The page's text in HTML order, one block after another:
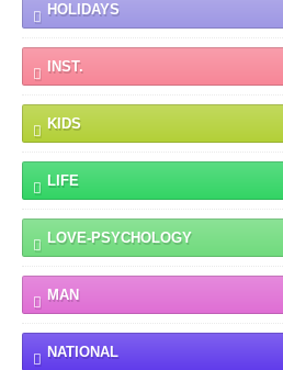
HOLIDAYS
INST.
KIDS
LIFE
LOVE-PSYCHOLOGY
MAN
NATIONAL